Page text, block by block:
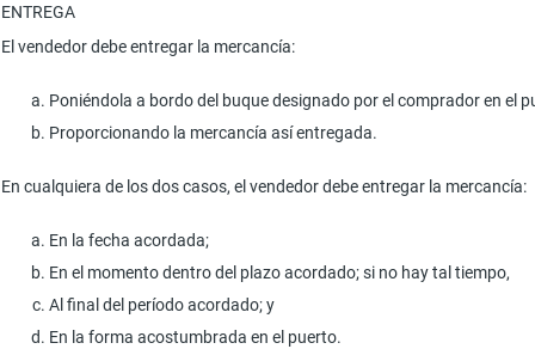
ENTREGA
El vendedor debe entregar la mercancía:
Poniéndola a bordo del buque designado por el comprador en el
Proporcionando la mercancía así entregada.
En cualquiera de los dos casos, el vendedor debe entregar la mercancía:
En la fecha acordada;
En el momento dentro del plazo acordado; si no hay tal tiempo,
Al final del período acordado; y
En la forma acostumbrada en el puerto.